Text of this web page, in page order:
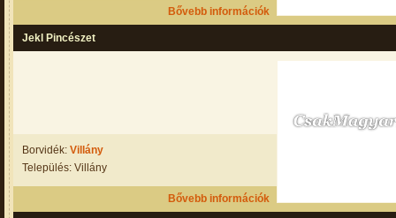
Bővebb információk
Jekl Pincészet
Borvidék: Villány
Település: Villány
Bővebb információk